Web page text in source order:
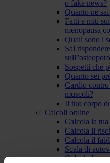
o fake news?
Quanto ne
Fatti e miti
menopausa
Quali sono i
Sai
Sospetti che
Quanto sei
Cardio
muscoli?
Il tuo corpo
Calcoli online
Calcola la
Calcola il
Calcola il
Scala di
Calcola